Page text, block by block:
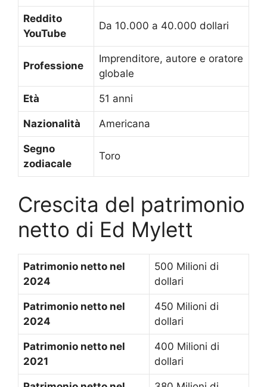
Reddito
YouTube
Da 10.000 a 40.000 dollari
Professione
Imprenditore, autore e oratore
globale
Età 51 anni
Nazionalità Americana
Segno
zodiacale
Toro
Crescita del patrimonio
netto di Ed Mylett
Patrimonio netto nel
2024
500 Milioni di
dollari
Patrimonio netto nel
2024
450 Milioni di
dollari
Patrimonio netto nel
2021
400 Milioni di
dollari